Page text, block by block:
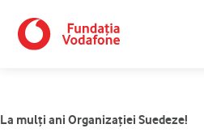
content
La mulţi ani Organizaţiei Suedeze!